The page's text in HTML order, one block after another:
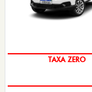
TAXA ZERO